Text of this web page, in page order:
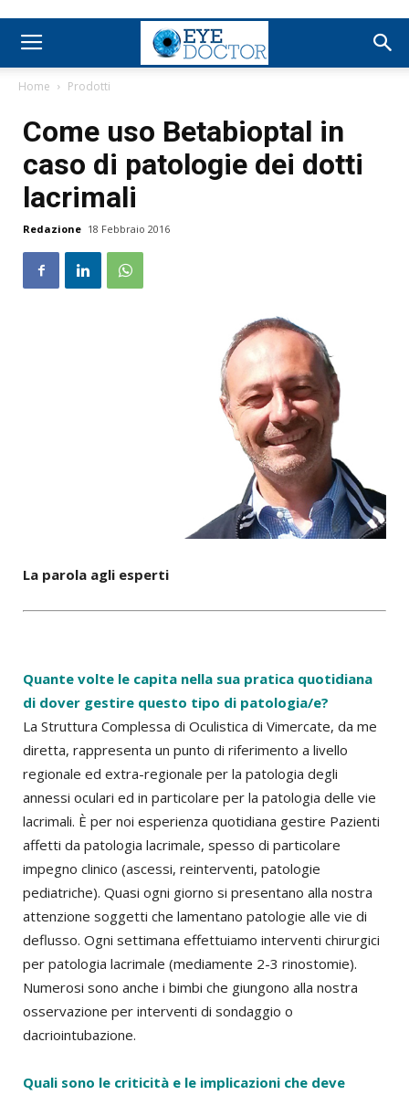
Home Prodotti
Come uso Betabioptal in
caso di patologie dei dotti
lacrimali
Redazione 18 Febbraio 2016
La parola agli esperti
Quante volte le capita nella sua pratica quotidiana
di dover gestire questo tipo di patologia/e?
La Struttura Complessa di Oculistica di Vimercate, da me
diretta, rappresenta un punto di riferimento a livello
regionale ed extra-regionale per la patologia degli
annessi oculari ed in particolare per la patologia delle vie
lacrimali. È per noi esperienza quotidiana gestire Pazienti
affetti da patologia lacrimale, spesso di particolare
impegno clinico (ascessi, reinterventi, patologie
pediatriche). Quasi ogni giorno si presentano alla nostra
attenzione soggetti che lamentano patologie alle vie di
deflusso. Ogni settimana effettuiamo interventi chirurgici
per patologia lacrimale (mediamente 2-3 rinostomie).
Numerosi sono anche i bimbi che giungono alla nostra
osservazione per interventi di sondaggio o
dacriointubazione.
Quali sono le criticità e le implicazioni che deve